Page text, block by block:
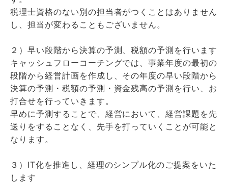
税理士資格のない別の担当者がつくことはありません
し、担当が変わることもございません。
２）早い段階から決算の予測、税額の予測を行います
キャッシュフローコーチングでは、事業年度の最初の
段階から経営計画を作成し、その年度の早い段階から
決算の予測・税額の予測・資金残高の予測を行い、お
打合せを行っていきます。
早めに予測することで、経営において、経営課題を先
送りをすることなく、先手を打っていくことが可能と
なります。
３）IT化を推進し、経理のシンプル化のご提案をいた
します